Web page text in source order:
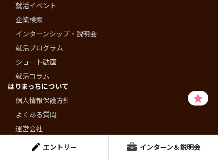
エントリー インターン＆説明会
就活イベント
企業検索
インターンシップ・説明会
就活プログラム
ショート動画
就活コラム
はりまっちについて
個人情報保護方針
よくある質問
運営会社
はりまっちエージェント
お問い合わせ